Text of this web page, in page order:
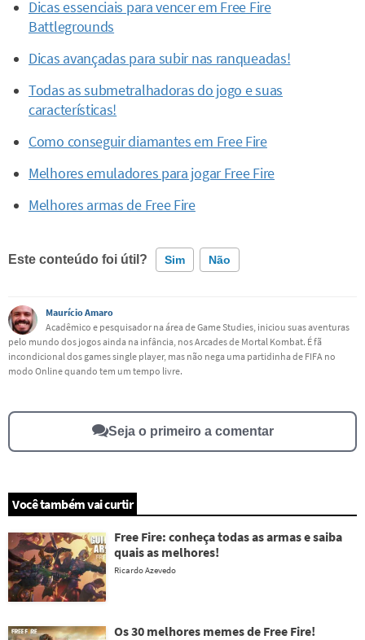
Dicas essenciais para vencer em Free Fire
Battlegrounds
Dicas avançadas para subir nas ranqueadas!
Todas as submetralhadoras do jogo e suas
características!
Como conseguir diamantes em Free Fire
Melhores emuladores para jogar Free Fire
Melhores armas de Free Fire
Este conteúdo foi útil? Sim Não
Este conteúdo contém informação incorreta
Este conteúdo não tem a informação que procuro
Outro
Maurício Amaro
Acadêmico e pesquisador na área de Game Studies, iniciou suas aventuras
pelo mundo dos jogos ainda na infância, nos Arcades de Mortal Kombat. É fã
incondicional dos games single player, mas não nega uma partidinha de FIFA no
modo Online quando tem um tempo livre.
Seja o primeiro a comentar
Você também vai curtir
Free Fire: conheça todas as armas e saiba
quais as melhores!
Ricardo Azevedo
Os 30 melhores memes de Free Fire!